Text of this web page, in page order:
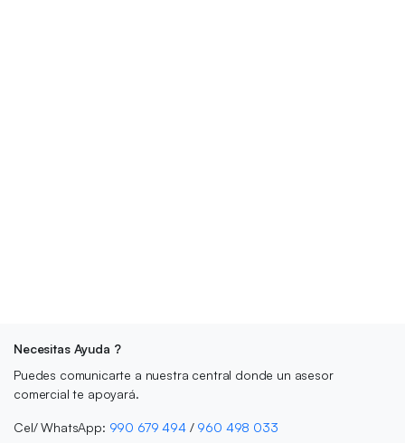
Necesitas Ayuda ?
Puedes comunicarte a nuestra central donde un asesor
comercial te apoyará.
Cel/ WhatsApp: 990 679 494/ 960 498 033